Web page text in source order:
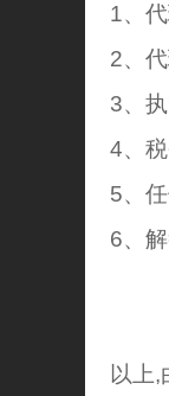
1、
2、
3、
4、
5、
6、
以上‍,